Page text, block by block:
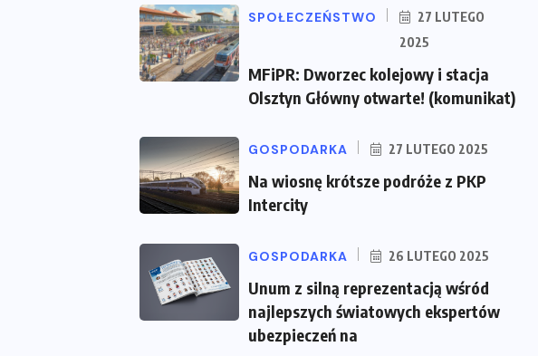
SPOŁECZEŃSTWO
27 LUTEGO
2025
MFiPR: Dworzec kolejowy i stacja
Olsztyn Główny otwarte! (komunikat)
GOSPODARKA 27 LUTEGO 2025
Na wiosnę krótsze podróże z PKP
Intercity
GOSPODARKA 26 LUTEGO 2025
Unum z silną reprezentacją wśród
najlepszych światowych ekspertów
ubezpieczeń na